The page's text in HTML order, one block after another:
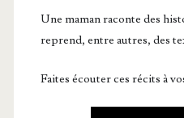
Une maman raconte des
reprend, entre autres, des
Faites écouter ces récits à